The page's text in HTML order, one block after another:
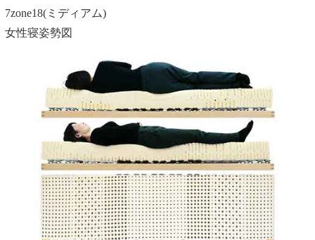
7zone18(ミディアム)
女性寝姿勢図